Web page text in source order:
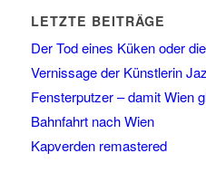
LETZTE BEITRÄGE
Der Tod eines Küken oder
Vernissage der Künstlerin
Fensterputzer – damit Wien
Bahnfahrt nach Wien
Kapverden remastered